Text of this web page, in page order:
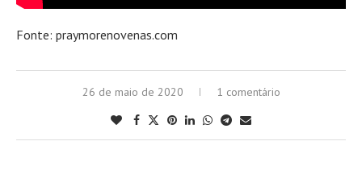
Fonte: praymorenovenas.com
26 de maio de 2020 1 comentário